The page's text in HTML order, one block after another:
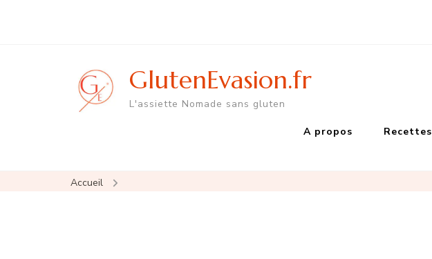
GlutenEvasion.fr
L'assiette Nomade sans gluten
A propos Recettes
Accueil